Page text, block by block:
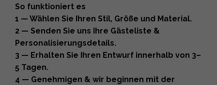
So funktioniert es
1 — Wählen Sie Ihren Stil, Größe und Material.
2 — Senden Sie uns Ihre Gästeliste &
Personalisierungsdetails.
3 — Erhalten Sie Ihren Entwurf innerhalb von 3–
5 Tagen.
4 — Genehmigen & wir beginnen mit der